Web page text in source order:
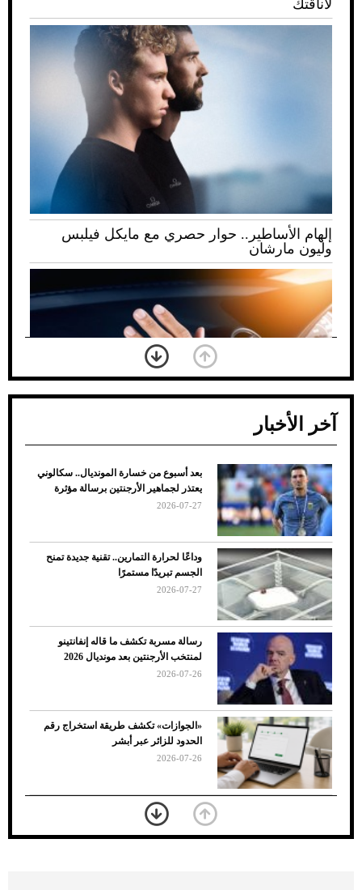
لأناقتك
إلهام الأساطير.. حوار حصري مع مايكل فيلبس
وليون مارشان
ضعف تبريد مكيف السيارة عند الوقوف.. أشهر
الأسباب والحلول
7 نصائح لاختيار لون البنطلون المناسب للقميص
الأسود
آخر الأخبار
بعد أسبوع من خسارة المونديال.. سكالوني
يعتذر لجماهير الأرجنتين برسالة مؤثرة
2026-07-27
وداعًا لحرارة التمارين.. تقنية جديدة تمنح
الجسم تبريدًا مستمرًا
2026-07-27
رسالة مسربة تكشف ما قاله إنفانتينو
لمنتخب الأرجنتين بعد مونديال 2026
2026-07-26
«الجوازات» تكشف طريقة استخراج رقم
الحدود للزائر عبر أبشر
2026-07-26
بعد 7 أشهر من تعرضه لحادث مروع.. جوشوا
يفوز على برينغا بـ"الضربة القاضية" (فيديو)
2026-07-26